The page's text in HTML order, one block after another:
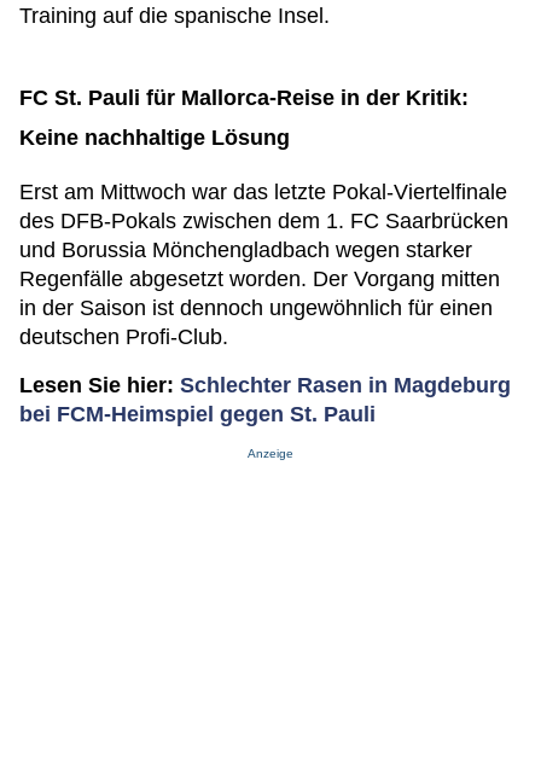
Training auf die spanische Insel.
FC St. Pauli für Mallorca-Reise in der Kritik:
Keine nachhaltige Lösung
Erst am Mittwoch war das letzte Pokal-Viertelfinale
des DFB-Pokals zwischen dem 1. FC Saarbrücken
und Borussia Mönchengladbach wegen starker
Regenfälle abgesetzt worden. Der Vorgang mitten
in der Saison ist dennoch ungewöhnlich für einen
deutschen Profi-Club.
Lesen Sie hier: Schlechter Rasen in Magdeburg
bei FCM-Heimspiel gegen St. Pauli
Anzeige